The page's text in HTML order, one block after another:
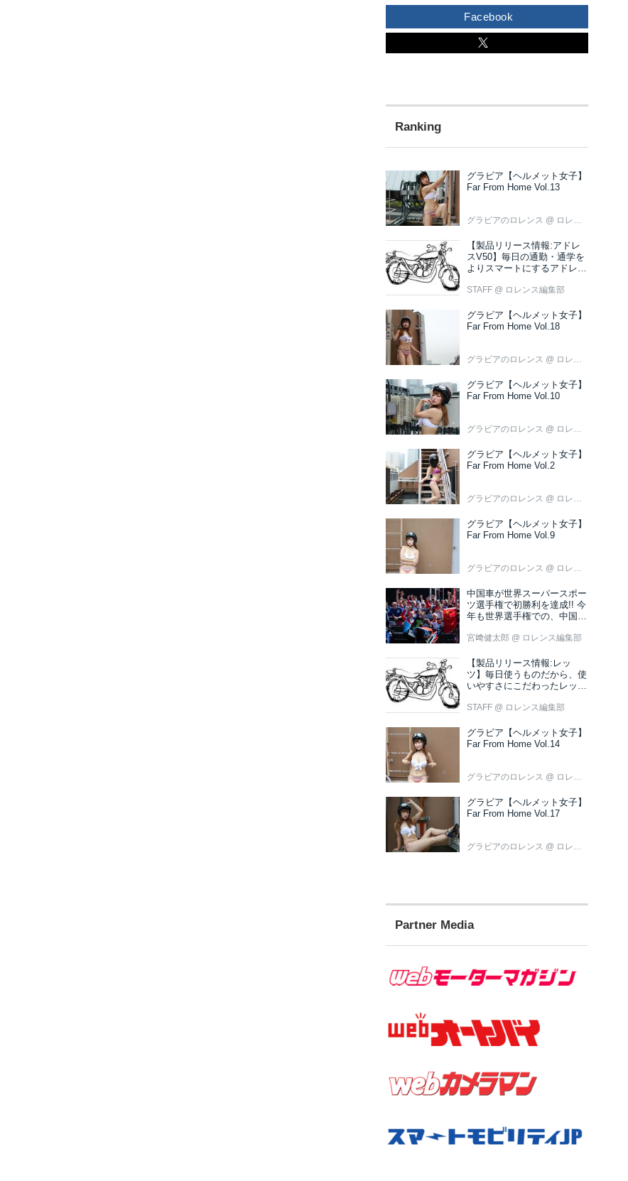
Facebook
グラビア【ヘルメット女子】
Far From Home Vol.13
グラビアのロレンス @ ロレンス編集部
【製品リリース情報:アドレ
スV50】毎日の通勤・通学を
よりスマートにするアドレス
STAFF @ ロレンス編集部
グラビア【ヘルメット女子】
Far From Home Vol.18
グラビアのロレンス @ ロレンス編集部
グラビア【ヘルメット女子】
Far From Home Vol.10
グラビアのロレンス @ ロレンス編集部
グラビア【ヘルメット女子】
Far From Home Vol.2
グラビアのロレンス @ ロレンス編集部
グラビア【ヘルメット女子】
Far From Home Vol.9
グラビアのロレンス @ ロレンス編集部
中国車が世界スーパースポー
ツ選手権で初勝利を達成!! 今
年も世界選手権での、中国車
宮﨑健太郎 @ ロレンス編集部
【製品リリース情報:レッ
ツ】毎日使うものだから、使
いやすさにこだわったレッツ
STAFF @ ロレンス編集部
グラビア【ヘルメット女子】
Far From Home Vol.14
グラビアのロレンス @ ロレンス編集部
グラビア【ヘルメット女子】
Far From Home Vol.17
グラビアのロレンス @ ロレンス編集部
Partner Media